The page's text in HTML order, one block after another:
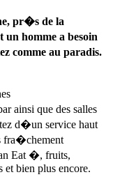
pr�s de la
homme a besoin
comme au paradis.
ainsi que des salles
d�un service haut
fra�chement
Eat �, fruits,
et bien plus encore.